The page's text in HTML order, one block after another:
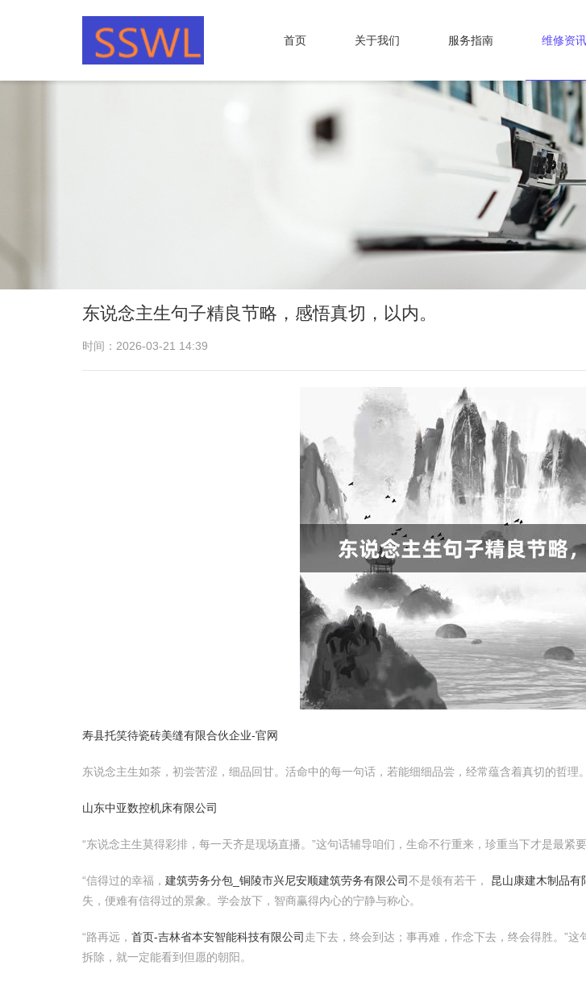
首页 关于我们 服务指南 维修资讯
东说念主生句子精良节略，感悟真切，以内。
时间：2026-03-21 14:39
寿县托笑待瓷砖美缝有限合伙企业-官网
东说念主生如茶，初尝苦涩，细品回甘。活命中的每一句话，若能细细品尝，经常蕴含着真切的哲理。
山东中亚数控机床有限公司
“东说念主生莫得彩排，每一天齐是现场直播。”这句话辅导咱们，生命不行重来，珍重当下才是最紧
“信得过的幸福， 建筑劳务分包_铜陵市兴尼安顺建筑劳务有限公司不是领有若干， 昆山康建木制品有
失，便难有信得过的景象。学会放下，智商赢得内心的宁静与称心。
“路再远， 首页-吉林省本安智能科技有限公司 走下去，终会到达；事再难，作念下去，终会得胜。”
拆除，就一定能看到但愿的朝阳。